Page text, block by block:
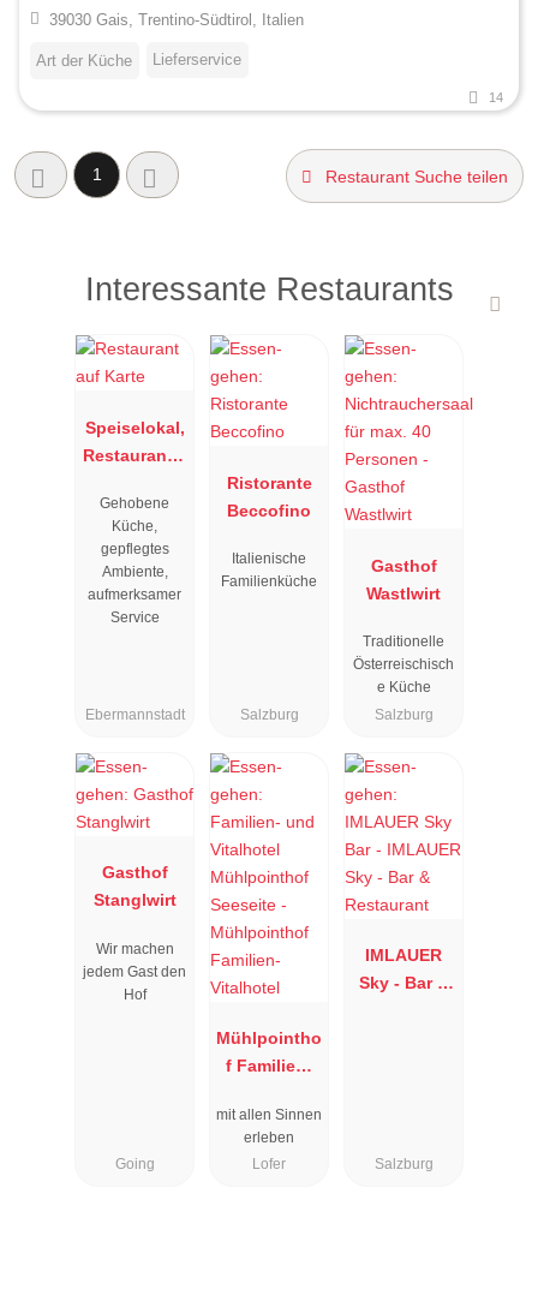
39030 Gais, Trentino-Südtirol, Italien
Art der Küche Lieferservice
14
1 Restaurant Suche teilen
Interessante Restaurants
Speiselokal,
Restaurant "
"
Gehobene
Küche,
gepflegtes
Ambiente,
aufmerksamer
Service
Ebermannstadt
Ristorante
Beccofino
Italienische
Familienküche
Salzburg
Gasthof
Wastlwirt
Traditionelle
Österreischisch
e Küche
Salzburg
Gasthof
Stanglwirt
Wir machen
jedem Gast den
Hof
Going
Mühlpointho
f Familien-
mit allen Sinnen
erleben
Lofer
IMLAUER
Sky - Bar &
Salzburg